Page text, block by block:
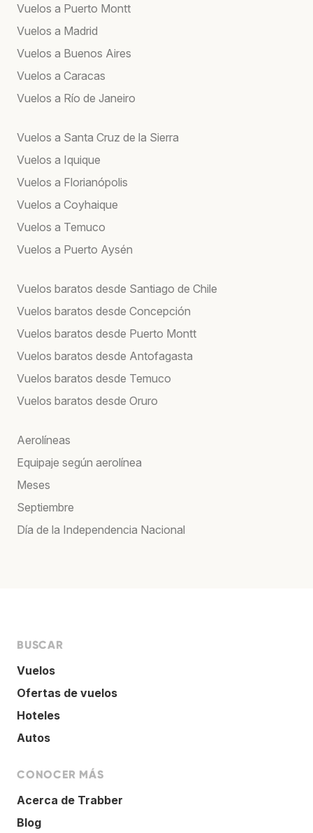
Vuelos a Puerto Montt
Vuelos a Madrid
Vuelos a Buenos Aires
Vuelos a Caracas
Vuelos a Río de Janeiro
Vuelos a Santa Cruz de la Sierra
Vuelos a Iquique
Vuelos a Florianópolis
Vuelos a Coyhaique
Vuelos a Temuco
Vuelos a Puerto Aysén
Vuelos baratos desde Santiago de Chile
Vuelos baratos desde Concepción
Vuelos baratos desde Puerto Montt
Vuelos baratos desde Antofagasta
Vuelos baratos desde Temuco
Vuelos baratos desde Oruro
Aerolíneas
Equipaje según aerolínea
Meses
Septiembre
Día de la Independencia Nacional
BUSCAR
Vuelos
Ofertas de vuelos
Hoteles
Autos
CONOCER MÁS
Acerca de Trabber
Blog